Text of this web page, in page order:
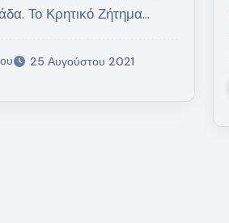
Το Κρητικό Ζήτημα…
25 Αυγούστου 2021